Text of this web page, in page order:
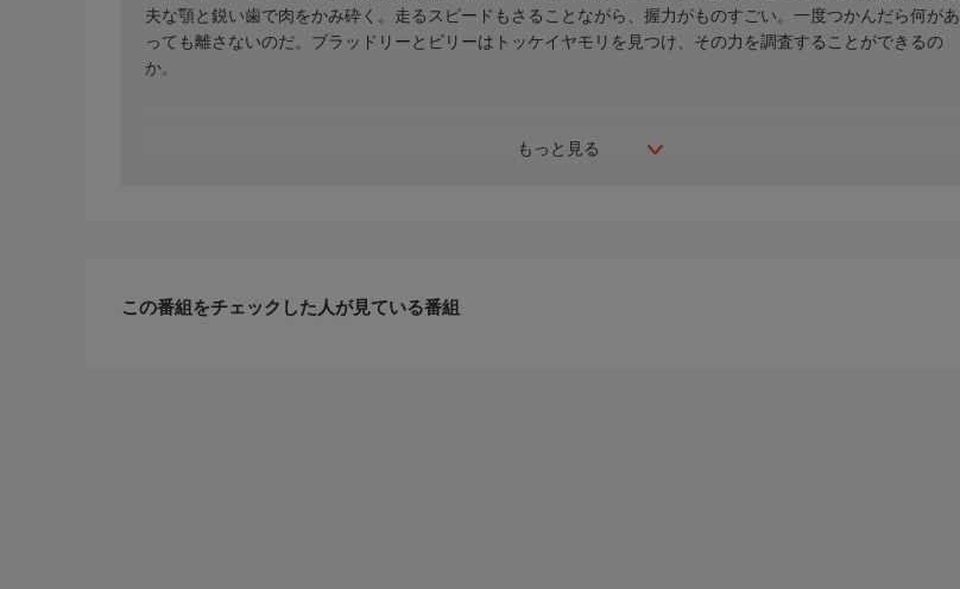
もっと見る
夫な顎と鋭い歯で肉をかみ砕く。走るスピードもさることながら、握力がものすごい。一度つかんだら何があ
っても離さないのだ。ブラッドリーとビリーはトッケイヤモリを見つけ、その力を調査することができるの
か。
この番組をチェックした人が見ている番組